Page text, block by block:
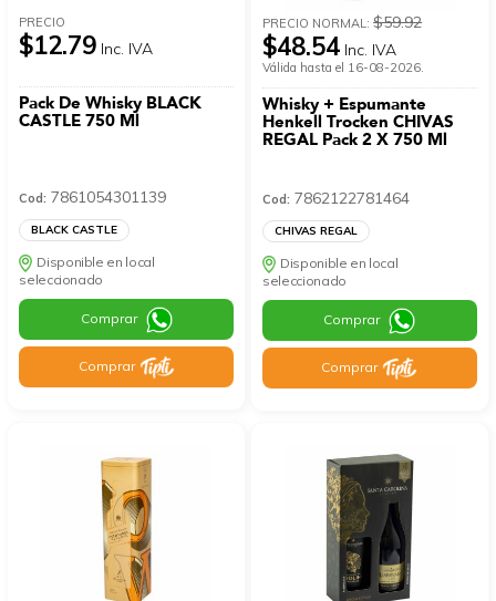
PRECIO
$12.79 Inc. IVA
Pack De Whisky BLACK
CASTLE 750 Ml
Cod: 7861054301139
BLACK CASTLE
Disponible en local
seleccionado
Comprar
Comprar
PRECIO NORMAL:$59.92
$48.54 Inc. IVA
Válida hasta el 16-08-2026.
Whisky + Espumante
Henkell Trocken CHIVAS
REGAL Pack 2 X 750 Ml
Cod: 7862122781464
CHIVAS REGAL
Disponible en local
seleccionado
Comprar
Comprar